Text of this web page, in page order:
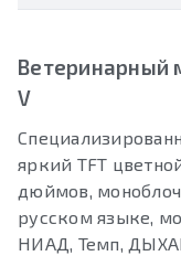
Ветеринарный
V
яркий TFT
дюймов,
русском языке,
НИАД, Темп,